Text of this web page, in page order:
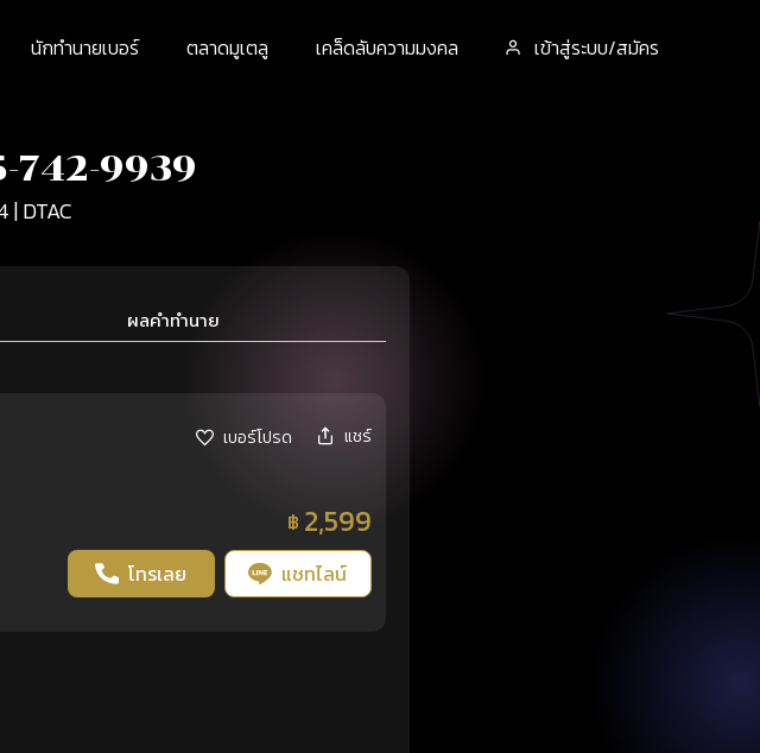
นักทำนายเบอร์ ตลาดมูเตลู เคล็ดลับความมงคล เข้าสู่ระบบ/สมัคร
742-9939
| DTAC
ผลคำทำนาย
เบอร์โปรด แชร์
฿ 2,599
โทรเลย แชทไลน์